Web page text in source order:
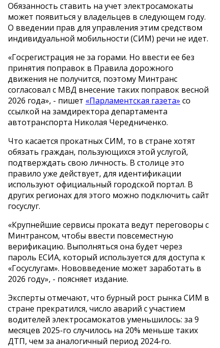
Обязанность ставить на учет электросамокаты
может появиться у владельцев в следующем году.
О введении прав для управления этим средством
индивидуальной мобильности (СИМ) речи не идет.
«Госрегистрация не за горами. Но ввести ее без
принятия поправок в Правила дорожного
движения не получится, поэтому Минтранс
согласовал с МВД внесение таких поправок весной
2026 года», - пишет «Парламентская газета» со
ссылкой на замдиректора департамента
автотранспорта Николая Чередниченко.
Что касается прокатных СИМ, то в стране хотят
обязать граждан, пользующихся этой услугой,
подтверждать свою личность. В столице это
правило уже действует, для идентификации
используют официальный городской портал. В
других регионах для этого можно подключить сайт
госуслуг.
«Крупнейшие сервисы проката ведут переговоры с
Минтрансом, чтобы ввести повсеместную
верификацию. Выполняться она будет через
пароль ЕСИА, который используется для доступа к
«Госуслугам». Нововведение может заработать в
2026 году», - поясняет издание.
Эксперты отмечают, что бурный рост рынка СИМ в
стране прекратился, число аварий с участием
водителей электросамокатов уменьшилось: за 9
месяцев 2025-го случилось на 20% меньше таких
ДТП, чем за аналогичный период 2024-го.